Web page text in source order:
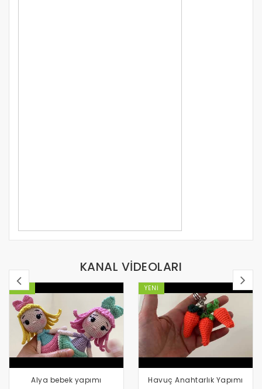
KANAL VİDEOLARI
YENI
Alya bebek yapımı
YENI
Havuç Anahtarlık Yapımı